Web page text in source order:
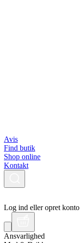
Avis
Find butik
Shop online
Kontakt
Log ind eller opret konto
Ansvarlighed